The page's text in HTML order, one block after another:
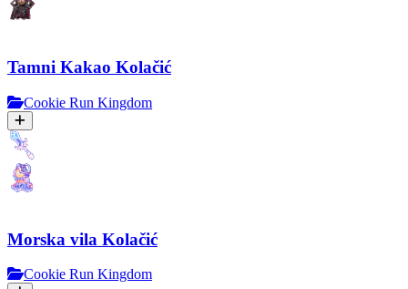
Tamni Kakao Kolačić
Cookie Run Kingdom
Morska vila Kolačić
Cookie Run Kingdom